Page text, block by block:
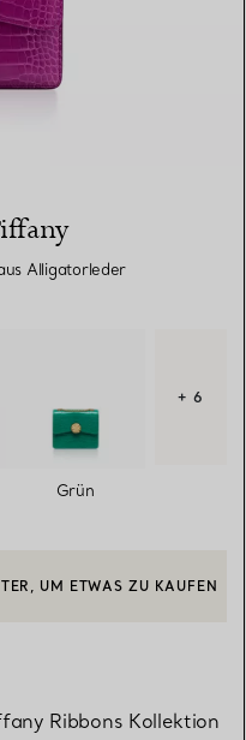
Alligatorleder
Grün
+ 6
ODER EINEN
UM ETWAS ZU KAUFEN
Ribbons Kollektion